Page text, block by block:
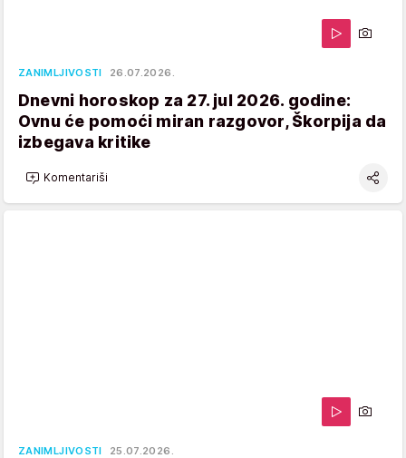
ZANIMLJIVOSTI 26.07.2026.
Dnevni horoskop za 27. jul 2026. godine:
Ovnu će pomoći miran razgovor, Škorpija da
izbegava kritike
Komentariši
ZANIMLJIVOSTI 25.07.2026.